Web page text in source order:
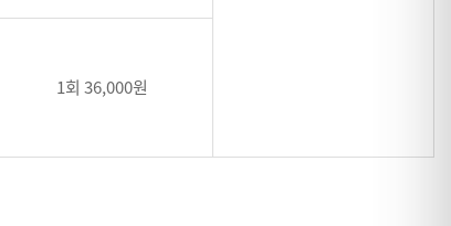
1회 36,000원